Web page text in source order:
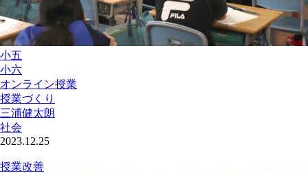
小五
小六
オンライン授業
授業づくり
三浦健太朗
社会
2023.12.25
授業改善